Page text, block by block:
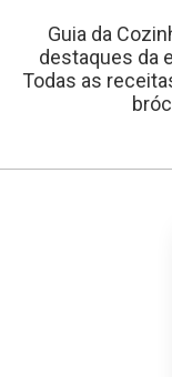
Guia da
destaques da
Todas as